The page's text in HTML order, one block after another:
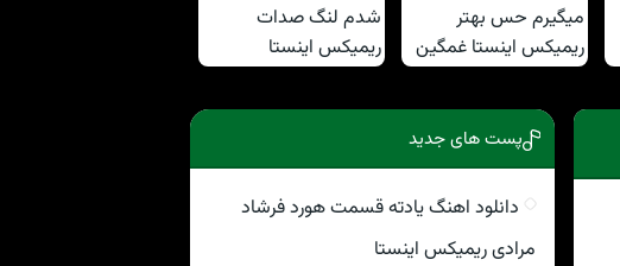
پست های جدید
دانلود اهنگ یادته قسمت هورد فرشاد
مرادی ریمیکس اینستا